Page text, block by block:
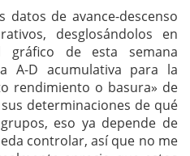
datos de avance-descenso
desglosándolos en
gráfico de esta semana
A-D acumulativa para la
rendimiento o basura» de
determinaciones de qué
eso ya depende de
controlar, así que no me